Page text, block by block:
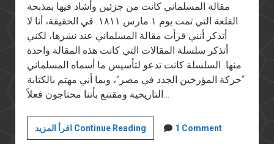
مقالة المسلماني كانت من جزئين وأشاد فيها بمذبحة
القلعة التي تمت يوم ١ مارس ١٨١١. في الحقيقة، أنا لا
أتذكر أنني قرأت مقالة المسلماني عند نشرها، لكني
أتذكر سلسلة المقالات التي كانت هذه المقالة واحدة
منها. السلسلة كانت تدعو لتأسيس ما أسماه المسلماني
“حركة المؤرخين الجدد في مصر”، وبما أني مهتم بالكتابة
التاريخية ومقتنع بأننا محتاجون فعلاً…
اقرأ المزيد Continue Readingيا
1 Comment